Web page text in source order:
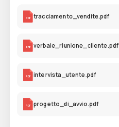
PDF tracciamento_vendite.pdf
PDF verbale_riunione_cliente.pdf
PDF intervista_utente.pdf
PDF progetto_di_avvio.pdf